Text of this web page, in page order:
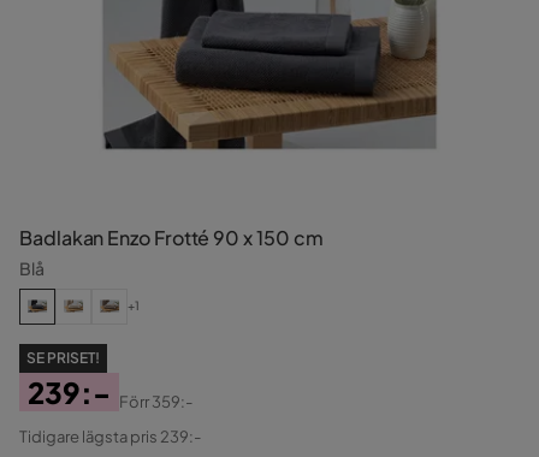
Badlakan Enzo Frotté 90 x 150 cm
Blå
+1
SE PRISET!
Pris
239:-
Original
Förr359:-
Tidigare lägsta pris 239:-